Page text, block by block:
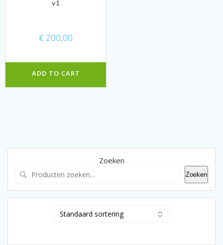
v1
€ 200,00
ADD TO CART
Zoeken
Zoeken